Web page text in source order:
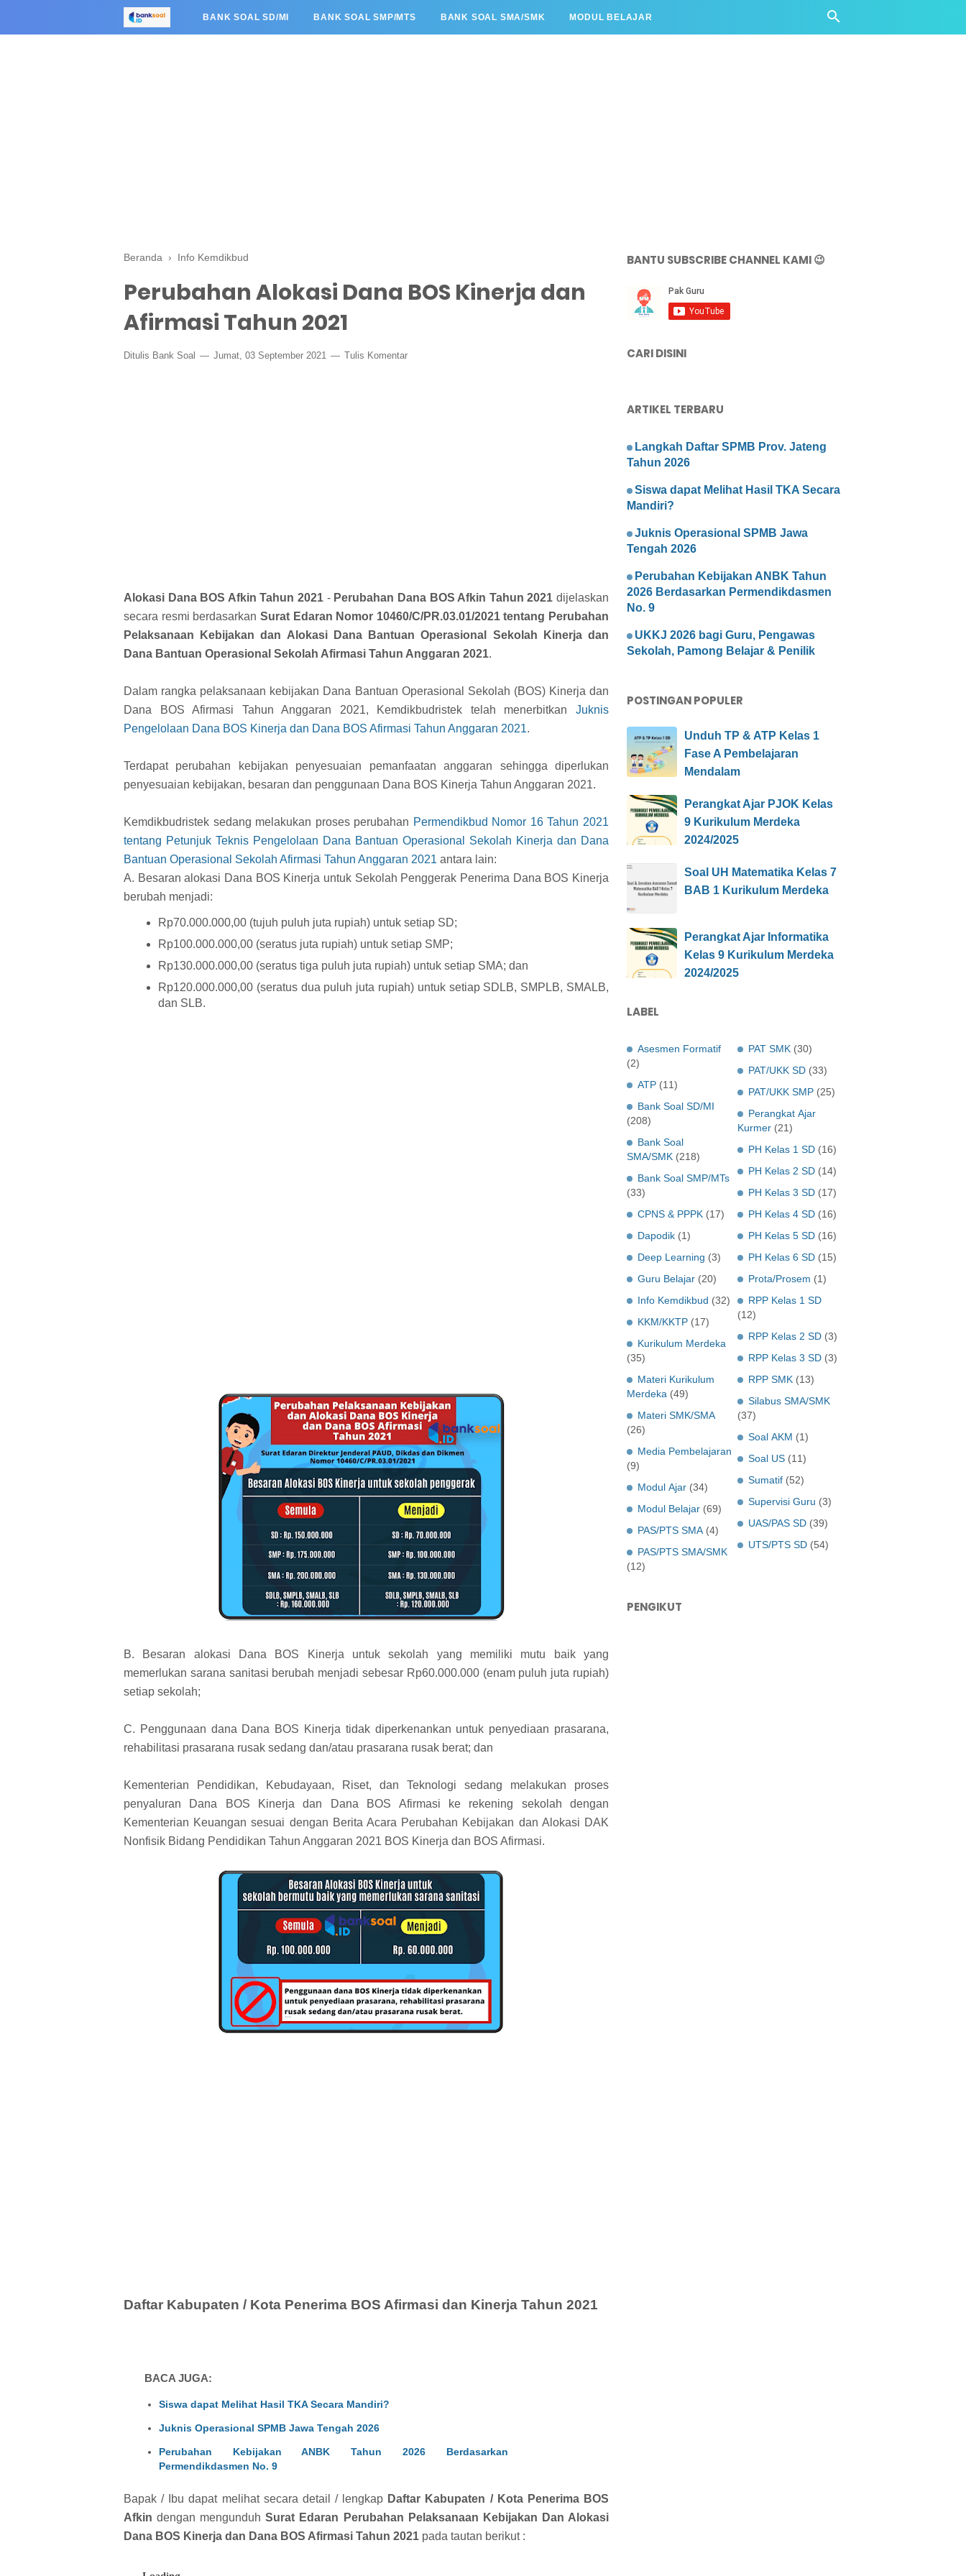
BANK SOAL SD/MI BANK SOAL SMP/MTS BANK SOAL SMA/SMK MODUL BELAJAR
Beranda › Info Kemdikbud
Perubahan Alokasi Dana BOS Kinerja dan
Afirmasi Tahun 2021
Ditulis Bank Soal Jumat, 03 September 2021 Tulis Komentar
Alokasi Dana BOS Afkin Tahun 2021 - Perubahan Dana BOS Afkin Tahun 2021 dijelaskan
secara resmi berdasarkan Surat Edaran Nomor 10460/C/PR.03.01/2021tentang Perubahan
Pelaksanaan Kebijakan dan Alokasi Dana Bantuan Operasional Sekolah Kinerja dan
Dana Bantuan Operasional Sekolah Afirmasi Tahun Anggaran 2021.
Dalam rangka pelaksanaan kebijakan Dana Bantuan Operasional Sekolah (BOS) Kinerja dan
Dana BOS Afirmasi Tahun Anggaran 2021, Kemdikbudristek telah menerbitkan Juknis
Pengelolaan Dana BOS Kinerja dan Dana BOS Afirmasi Tahun Anggaran 2021.
Terdapat perubahan kebijakan penyesuaian pemanfaatan anggaran sehingga diperlukan
penyesuaian kebijakan, besaran dan penggunaan Dana BOS Kinerja Tahun Anggaran 2021.
Kemdikbudristek sedang melakukan proses perubahan Permendikbud Nomor 16 Tahun 2021
tentang Petunjuk Teknis Pengelolaan Dana Bantuan Operasional Sekolah Kinerja dan Dana
Bantuan Operasional Sekolah Afirmasi Tahun Anggaran 2021 antara lain:
A. Besaran alokasi Dana BOS Kinerja untuk Sekolah Penggerak Penerima Dana BOS Kinerja
berubah menjadi:
Rp70.000.000,00 (tujuh puluh juta rupiah) untuk setiap SD;
Rp100.000.000,00 (seratus juta rupiah) untuk setiap SMP;
Rp130.000.000,00 (seratus tiga puluh juta rupiah) untuk setiap SMA; dan
Rp120.000.000,00 (seratus dua puluh juta rupiah) untuk setiap SDLB, SMPLB, SMALB,
dan SLB.
B. Besaran alokasi Dana BOS Kinerja untuk sekolah yang memiliki mutu baik yang
memerlukan sarana sanitasi berubah menjadi sebesar Rp60.000.000 (enam puluh juta rupiah)
setiap sekolah;
C. Penggunaan dana Dana BOS Kinerja tidak diperkenankan untuk penyediaan prasarana,
rehabilitasi prasarana rusak sedang dan/atau prasarana rusak berat; dan
Kementerian Pendidikan, Kebudayaan, Riset, dan Teknologi sedang melakukan proses
penyaluran Dana BOS Kinerja dan Dana BOS Afirmasi ke rekening sekolah dengan
Kementerian Keuangan sesuai dengan Berita Acara Perubahan Kebijakan dan Alokasi DAK
Nonfisik Bidang Pendidikan Tahun Anggaran 2021 BOS Kinerja dan BOS Afirmasi.
Daftar Kabupaten / Kota Penerima BOS Afirmasi dan Kinerja Tahun 2021
BACA JUGA:
Siswa dapat Melihat Hasil TKA Secara Mandiri?
Juknis Operasional SPMB Jawa Tengah 2026
Perubahan Kebijakan ANBK Tahun 2026 Berdasarkan
Permendikdasmen No. 9
Bapak / Ibu dapat melihat secara detail / lengkap Daftar Kabupaten / Kota Penerima BOS
Afkin dengan mengunduhSurat Edaran Perubahan Pelaksanaan Kebijakan Dan Alokasi
Dana BOS Kinerja dan Dana BOS Afirmasi Tahun 2021 pada tautan berikut :
BANTU SUBSCRIBE CHANNEL KAMI 😉
CARI DISINI
ARTIKEL TERBARU
Langkah Daftar SPMB Prov. Jateng
Tahun 2026
Siswa dapat Melihat Hasil TKA Secara
Mandiri?
Juknis Operasional SPMB Jawa
Tengah 2026
Perubahan Kebijakan ANBK Tahun
2026 Berdasarkan Permendikdasmen
No. 9
UKKJ 2026 bagi Guru, Pengawas
Sekolah, Pamong Belajar & Penilik
POSTINGAN POPULER
Unduh TP & ATP Kelas 1
Fase A Pembelajaran
Mendalam
Perangkat Ajar PJOK Kelas
9 Kurikulum Merdeka
2024/2025
Soal UH Matematika Kelas 7
BAB 1 Kurikulum Merdeka
Perangkat Ajar Informatika
Kelas 9 Kurikulum Merdeka
2024/2025
LABEL
Asesmen Formatif
(2)
ATP (11)
Bank Soal SD/MI
(208)
Bank Soal
SMA/SMK (218)
Bank Soal SMP/MTs
(33)
CPNS & PPPK (17)
Dapodik (1)
Deep Learning (3)
Guru Belajar (20)
Info Kemdikbud (32)
KKM/KKTP (17)
Kurikulum Merdeka
(35)
Materi Kurikulum
Merdeka (49)
Materi SMK/SMA
(26)
Media Pembelajaran
(9)
Modul Ajar (34)
Modul Belajar (69)
PAS/PTS SMA (4)
PAS/PTS SMA/SMK
(12)
PAT SMK (30)
PAT/UKK SD (33)
PAT/UKK SMP (25)
Perangkat Ajar
Kurmer (21)
PH Kelas 1 SD (16)
PH Kelas 2 SD (14)
PH Kelas 3 SD (17)
PH Kelas 4 SD (16)
PH Kelas 5 SD (16)
PH Kelas 6 SD (15)
Prota/Prosem (1)
RPP Kelas 1 SD
(12)
RPP Kelas 2 SD (3)
RPP Kelas 3 SD (3)
RPP SMK (13)
Silabus SMA/SMK
(37)
Soal AKM (1)
Soal US (11)
Sumatif (52)
Supervisi Guru (3)
UAS/PAS SD (39)
UTS/PTS SD (54)
PENGIKUT